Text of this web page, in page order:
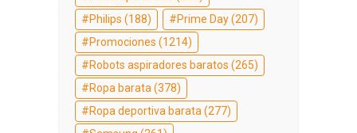
Philips (188) Prime Day(207)
Promociones (1214)
Robots aspiradores baratos (265)
Ropa barata (378)
Ropa deportiva barata (277)